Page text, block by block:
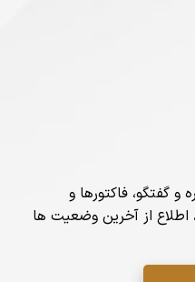
و گفتگو، فاکتورها و
اطلاع از آخرین وضعیت ها